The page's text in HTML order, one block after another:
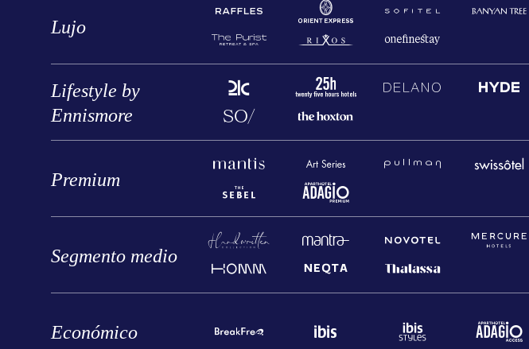
Lujo
Lifestyle by
Ennismore
Premium
Segmento medio
Económico